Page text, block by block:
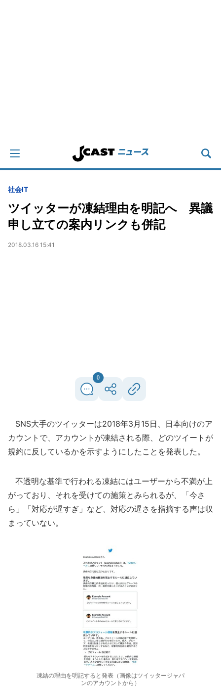
社会IT
ツイッターが凍結理由を明記へ 異議
申し立ての案内リンクも併記
2018.03.16 15:41
0
SNS大手のツイッターは2018年3月15日、日本向けのア
カウントで、アカウントが凍結される際、どのツイートが
規約に反しているかを示すようにしたことを発表した。
不透明な基準で行われる凍結にはユーザーから不満が上
がっており、それを受けての施策とみられるが、「今さ
ら」「対応が遅すぎ」など、対応の遅さを指摘する声は収
まっていない。
凍結の理由を明記すると発表（画像はツイッタージャパ
ンのアカウントから）